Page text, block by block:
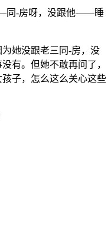
同-房呀，没跟他——睡
她没跟老三同-房，没
有。但她不敢再问了，
子，怎么这么关心这些